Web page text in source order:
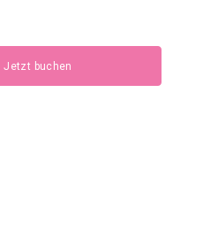
Jetzt buchen